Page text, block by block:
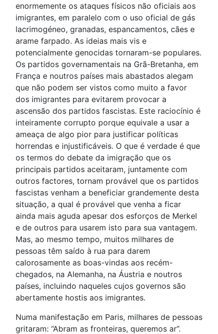
enormemente os ataques físicos não oficiais aos
imigrantes, em paralelo com o uso oficial de gás
lacrimogéneo, granadas, espancamentos, cães e
arame farpado. As ideias mais vis e
potencialmente genocidas tornaram-se populares.
Os partidos governamentais na Grã-Bretanha, em
França e noutros países mais abastados alegam
que não podem ser vistos como muito a favor
dos imigrantes para evitarem provocar a
ascensão dos partidos fascistas. Este raciocínio é
inteiramente corrupto porque equivale a usar a
ameaça de algo pior para justificar políticas
horrendas e injustificáveis. O que é verdade é que
os termos do debate da imigração que os
principais partidos aceitaram, juntamente com
outros factores, tornam provável que os partidos
fascistas venham a beneficiar grandemente desta
situação, a qual é provável que venha a ficar
ainda mais aguda apesar dos esforços de Merkel
e de outros para usarem isto para sua vantagem.
Mas, ao mesmo tempo, muitos milhares de
pessoas têm saído à rua para darem
calorosamente as boas-vindas aos recém-
chegados, na Alemanha, na Áustria e noutros
países, incluindo naqueles cujos governos são
abertamente hostis aos imigrantes.
Numa manifestação em Paris, milhares de pessoas
gritaram: “Abram as fronteiras, queremos ar”.